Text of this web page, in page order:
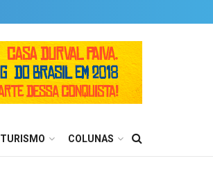
TURISMO COLUNAS